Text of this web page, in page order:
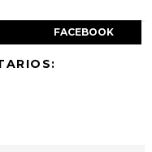
FACEBOOK